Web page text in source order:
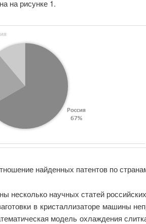
на рисунке 1.
найденных патентов по
несколько научных статей
в кристаллизаторе машины
модель охлаждения